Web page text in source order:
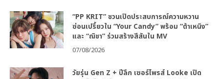
“PP KRIT” ชวนเปิดประสบการณ์ความหวาน
ซ่อนเปรี้ยวใน “Your Candy” พร้อม “ต้าเหนิง”
และ “ณิชา” ร่วมสร้างสีสันใน MV
07/08/2026
วัยรุ่น Gen Z + ปีลึก เซอร์ไพรส์ Looke เปิด